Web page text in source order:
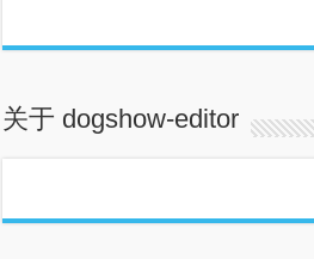
关于 dogshow-editor